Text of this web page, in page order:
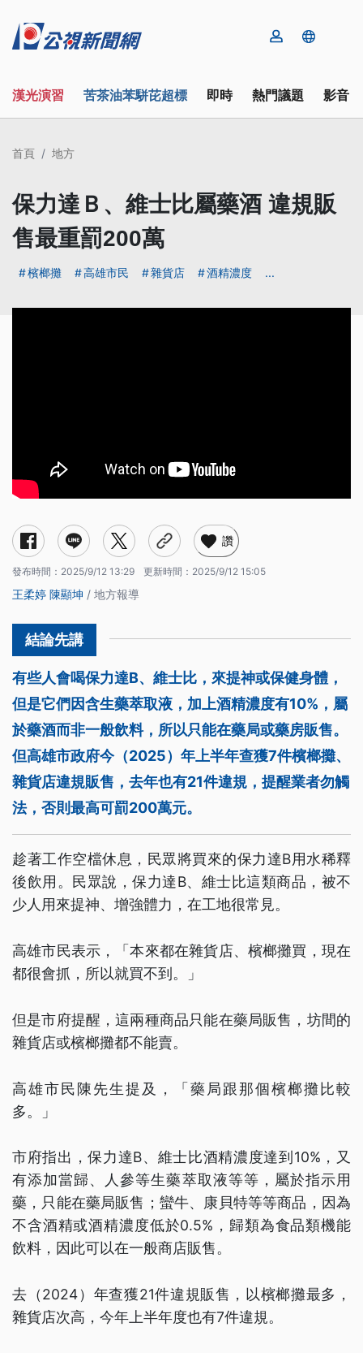
漢光演習 苦茶油苯駢芘超標 即時 熱門議題 影音
首頁 地方
保力達Ｂ、維士比屬藥酒 違規販
售最重罰200萬
檳榔攤 高雄市民 雜貨店 酒精濃度 ...
讚
發布時間： 2025/9/12 13:29 更新時間： 2025/9/12 15:05
王柔婷 陳顯坤 / 地方報導
有些人會喝保力達B、維士比，來提神或保健身體，
但是它們因含生藥萃取液，加上酒精濃度有10%，屬
於藥酒而非一般飲料，所以只能在藥局或藥房販售。
但高雄市政府今（2025）年上半年查獲7件檳榔攤、
雜貨店違規販售，去年也有21件違規，提醒業者勿觸
法，否則最高可罰200萬元。
趁著工作空檔休息，民眾將買來的保力達B用水稀釋
後飲用。民眾說，保力達B、維士比這類商品，被不
少人用來提神、增強體力，在工地很常見。
高雄市民表示，「本來都在雜貨店、檳榔攤買，現在
都很會抓，所以就買不到。」
但是市府提醒，這兩種商品只能在藥局販售，坊間的
雜貨店或檳榔攤都不能賣。
高雄市民陳先生提及，「藥局跟那個檳榔攤比較
多。」
市府指出，保力達B、維士比酒精濃度達到10%，又
有添加當歸、人參等生藥萃取液等等，屬於指示用
藥，只能在藥局販售；蠻牛、康貝特等等商品，因為
不含酒精或酒精濃度低於0.5%，歸類為食品類機能
飲料，因此可以在一般商店販售。
去（2024）年查獲21件違規販售，以檳榔攤最多，
雜貨店次高，今年上半年度也有7件違規。